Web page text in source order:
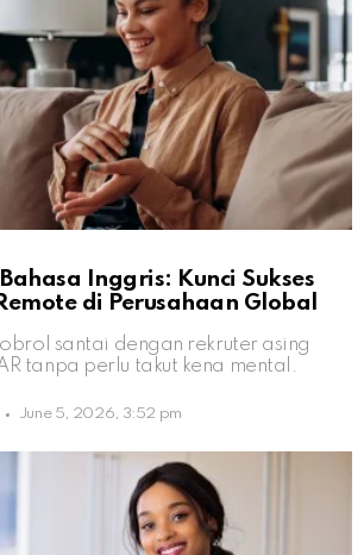
Inggris: Kunci Sukses
di Perusahaan Global
santai dengan rekruter asing
tanpa perlu takut kena mental.
June 5, 2026, 3:52 pm